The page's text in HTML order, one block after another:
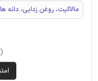
مالاکیت، روغن زدایی،